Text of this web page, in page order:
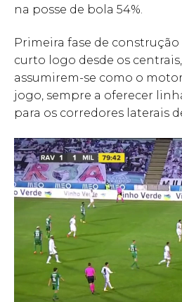
na posse de bola 54%.
Primeira fase de
curto logo desde os
assumirem-se como o
jogo, sempre a oferecer
para os corredores laterais